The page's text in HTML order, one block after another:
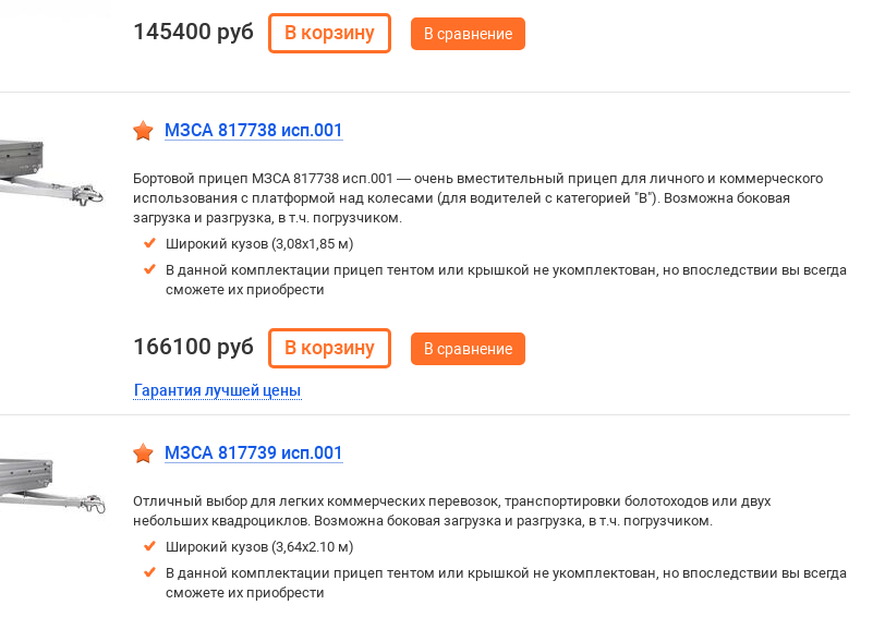
145400 руб В сравнение
МЗСА 817738 исп.001
Бортовой прицеп МЗСА 817738 исп.001 — очень вместительный прицеп для личного и коммерческого
использования с платформой над колесами (для водителей с категорией "В"). Возможна боковая
загрузка и разгрузка, в т.ч. погрузчиком.
Широкий кузов (3,08х1,85 м)
В данной комплектации прицеп тентом или крышкой не укомплектован, но впоследствии вы всегда
сможете их приобрести
166100 руб
Гарантия лучшей цены
В сравнение
МЗСА 817739 исп.001
Отличный выбор для легких коммерческих перевозок, транспортировки болотоходов или двух
небольших квадроциклов. Возможна боковая загрузка и разгрузка, в т.ч. погрузчиком.
Широкий кузов (3,64х2.10 м)
В данной комплектации прицеп тентом или крышкой не укомплектован, но впоследствии вы всегда
сможете их приобрести